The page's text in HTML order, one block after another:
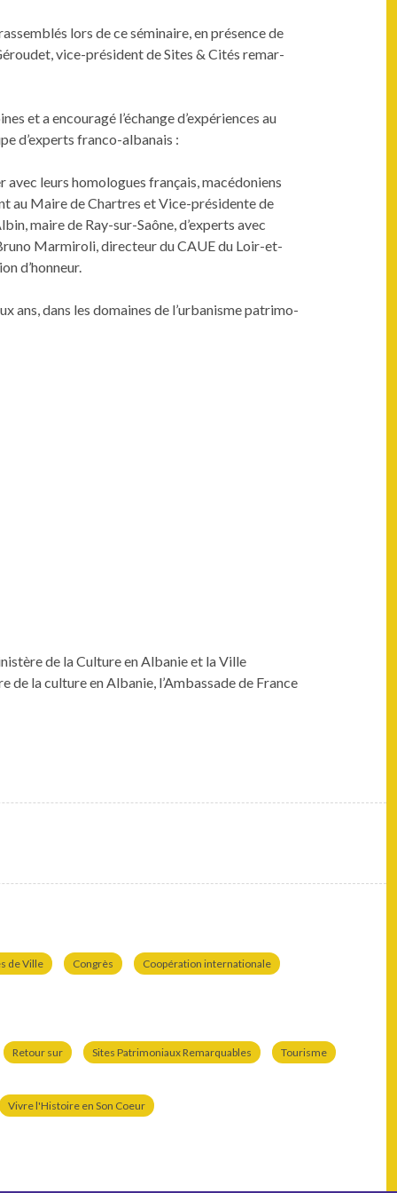
lors de ce sémi­naire, en présence de
vice-prési­dent de Sites & Cités remar­
et a encour­agé l’échange d’expériences au
d’experts franco-albanais :
leurs homo­logues français, macé­doniens
au Maire de Chartres et Vice-prési­dente de
maire de Ray-sur-Saône, d’experts avec
Marmiroli, directeur du CAUE du Loir-et-
d’honneur.
ans, dans les domaines de l’urbanisme pat­ri­mo­
de la Cul­ture en Alban­ie et la Ville
de la cul­ture en Alban­ie, l’Ambassade de France
de Ville Congrès Coopération internationale
Retour sur Sites Patrimoniaux Remarquables Tourisme
Vivre l'Histoire en Son Coeur